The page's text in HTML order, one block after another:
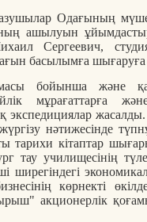
Одағының
ашылуын
Сергеевич,
басылымға
бойынша және
мұрағаттарға
экспедициялар
нәтижесінде
кітаптар
тау училищесінің
ширегіндегі
көрнекті
акционерлік